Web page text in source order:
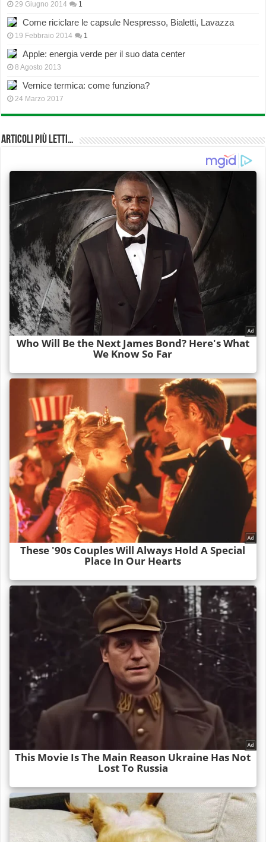
29 Giugno 2014 1
Come riciclare le capsule Nespresso, Bialetti, Lavazza
19 Febbraio 2014 1
Apple: energia verde per il suo data center
8 Agosto 2013
Vernice termica: come funziona?
24 Marzo 2017
Articoli più Letti…